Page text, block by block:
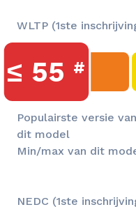
WLTP (1ste
≤ 55 #
Populairste versie van
dit model
Min/max van dit
NEDC (1ste